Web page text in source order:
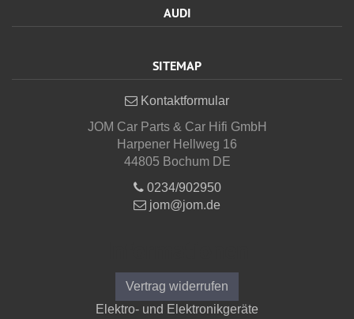
AUDI
SITEMAP
Kontaktformular
JOM Car Parts & Car Hifi GmbH
Harpener Hellweg 16
44805 Bochum DE
0234/902950
jom@jom.de
Vertrag widerrufen
Elektro- und Elektronikgeräte